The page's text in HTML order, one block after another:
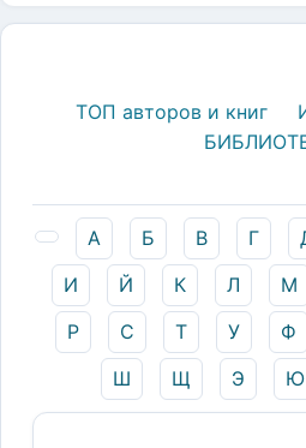
ТОП авторов и книг
А Б В Г
И
Й К Л М
Р
С Т У Ф
Ш
Щ Э Ю